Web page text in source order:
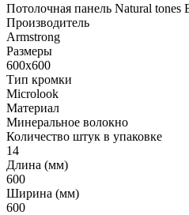
Потолочная панель Natural tones
Производитель
Armstrong
Размеры
600x600
Тип кромки
Microlook
Материал
Минеральное волокно
Количество штук в упаковке
14
Длина (мм)
600
Ширина (мм)
600